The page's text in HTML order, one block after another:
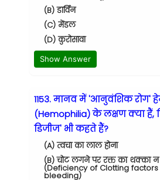
(B) डार्विन
(C) मेंडल
(D) कुरोसावा
Show Answer
1153. मानव में 'आनुवंशिक रोग'
(Hemophilia) के लक्षण क्या हैं,
डिजीज' भी कहते हैं?
(A) त्वचा का लाल होना
(B) चोट लगने पर रक्त का थक्का
(Deficiency of Clotting
bleeding)